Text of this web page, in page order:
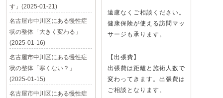
遠慮なくご相談ください。
健康保険が使える訪問マッ
サージも承ります。
【出張費】
出張費は距離と施術人数で
変わってきます。出張費は
ご相談となります。
す」(2025-01-21)
名古屋市中川区にある慢性症
状の整体「大きく変わる」
(2025-01-16)
名古屋市中川区にある慢性症
状の整体「寒くない？」
(2025-01-15)
名古屋市中川区にある慢性症